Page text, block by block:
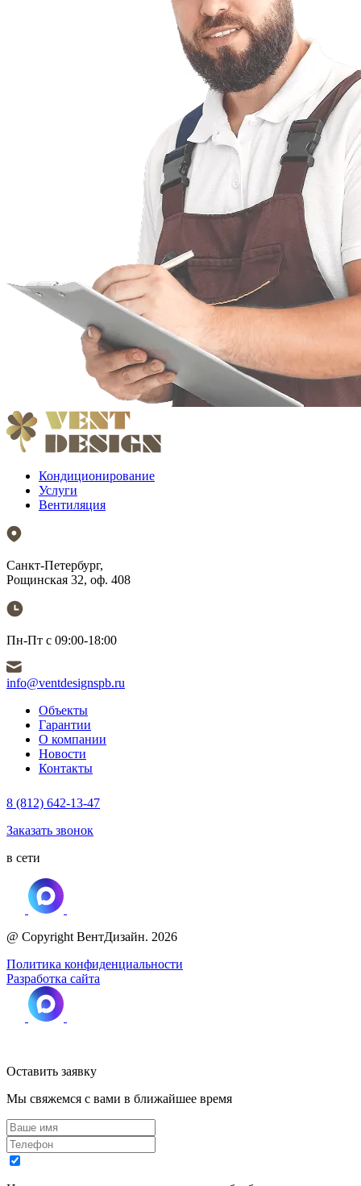
Кондиционирование
Услуги
Вентиляция
Санкт-Петербург,
Рощинская 32, оф. 408
Пн-Пт с 09:00-18:00
info@ventdesignspb.ru
Объекты
Гарантии
О компании
Новости
Контакты
8 (812) 642-13-47
Заказать звонок
в сети
@ Copyright ВентДизайн. 2026
Политика конфиденциальности
Разработка сайта
Оставить заявку
Мы свяжемся с вами в ближайшее время